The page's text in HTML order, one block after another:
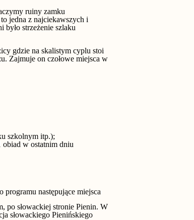
ruiny zamku
jedna z najciekawszych i
strzeżenie szlaku
gdzie na skalistym cyplu stoi
Zajmuje on czołowe miejsca w
szkolnym itp.);
obiad w ostatnim dniu
następujące miejsca
po słowackiej stronie Pienin. W
słowackiego Pienińskiego